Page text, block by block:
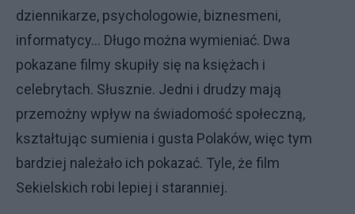
dziennikarze, psychologowie, biznesmeni,
informatycy… Długo można wymieniać. Dwa
pokazane filmy skupiły się na księżach i
celebrytach. Słusznie. Jedni i drudzy mają
przemożny wpływ na świadomość społeczną,
kształtując sumienia i gusta Polaków, więc tym
bardziej należało ich pokazać. Tyle, że film
Sekielskich robi lepiej i staranniej.